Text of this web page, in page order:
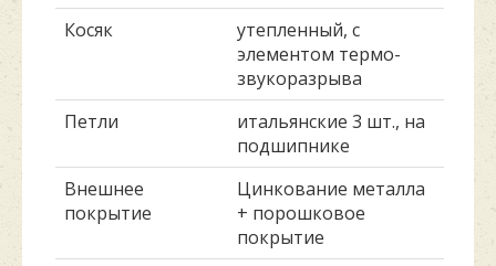
Косяк
утепленный, с
элементом термо-
звукоразрыва
Петли
итальянские 3 шт., на
подшипнике
Внешнее
покрытие
Цинкование металла
+ порошковое
покрытие